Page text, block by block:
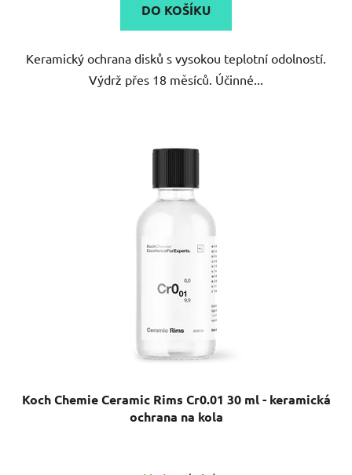
z
hvězdiček.
DO KOŠÍKU
Keramický ochrana disků s vysokou teplotní odolností.
Výdrž přes 18 měsíců. Účinné...
Koch Chemie Ceramic Rims Cr0.01 30 ml - keramická
ochrana na kola